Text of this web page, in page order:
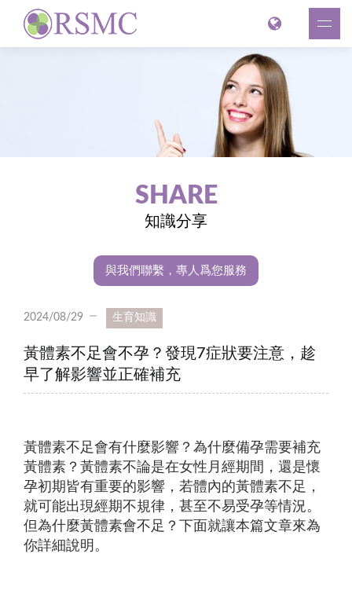
SHARE
知識分享
與我們聯繫，專人爲您服務
2024/08/29 生育知識
黃體素不足會不孕？發現7症狀要注意，趁
早了解影響並正確補充
黃體素不足會有什麼影響？為什麼備孕需要補充
黃體素？黃體素不論是在女性月經期間，還是懷
孕初期皆有重要的影響，若體內的黃體素不足，
就可能出現經期不規律，甚至不易受孕等情況。
但為什麼黃體素會不足？下面就讓本篇文章來為
你詳細說明。